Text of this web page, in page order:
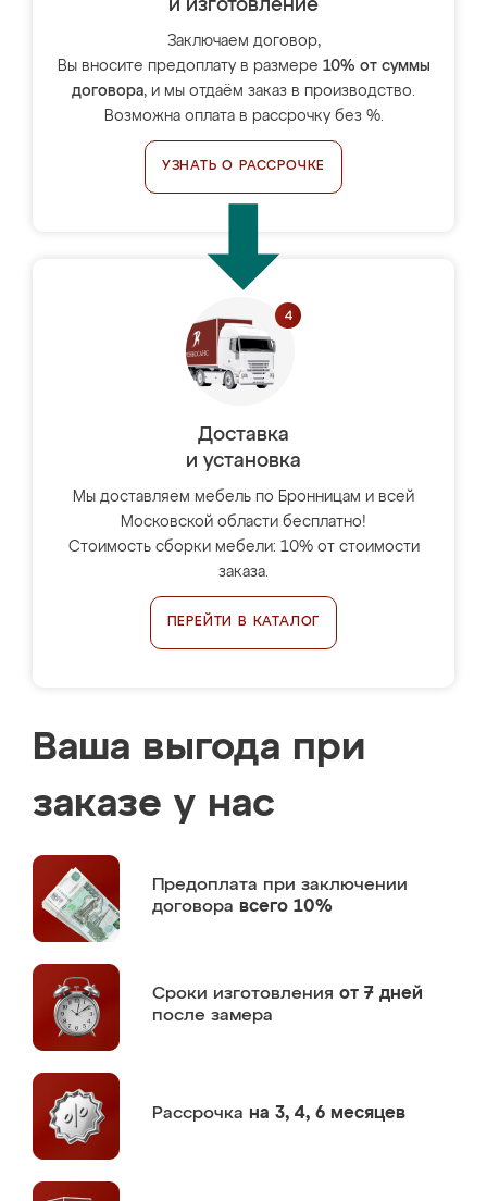
и изготовление
Заключаем договор,
Вы вносите предоплату в размере 10% от суммы
договора, и мы отдаём заказ в производство.
Возможна оплата в рассрочку без %.
УЗНАТЬ О РАССРОЧКЕ
Доставка
и установка
Мы доставляем мебель по Бронницам и всей
Московской области бесплатно!
Стоимость сборки мебели: 10% от стоимости
заказа.
ПЕРЕЙТИ В КАТАЛОГ
Ваша выгода при
заказе у нас
Предоплата при заключении
договора всего 10%
Сроки изготовления от 7 дней
после замера
Рассрочка на 3, 4, 6 месяцев